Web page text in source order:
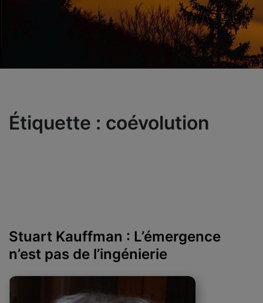
Étiquette : coévolution
Stuart Kauffman : L’émergence
n’est pas de l’ingénierie